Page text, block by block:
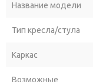
Название модели
Тип кресла/стула
Каркас
Возможные